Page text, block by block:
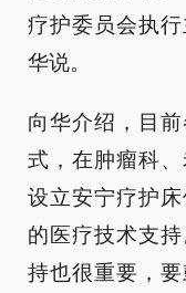
疗护委员会执
华说。
向华介绍，目
式，在肿瘤科
设立安宁疗护
的医疗技术支
持也很重要，